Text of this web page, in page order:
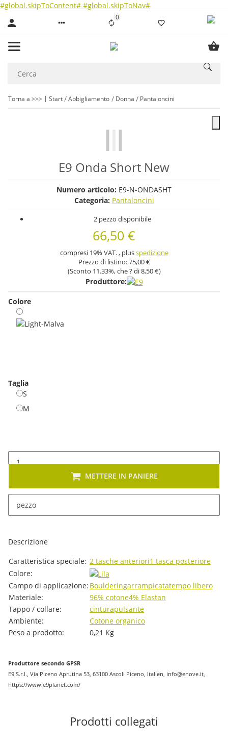
#global.skipToContent# #global.skipToNav#
0Liste ist leer
Torna a >>> Start Abbigliamento Donna Pantaloncini
E9 Onda Short New
Numero articolo: E9-N-ONDASHT
Categoria: Pantaloncini
2 pezzo disponibile
66,50 €
compresi 19% VAT. , plusspedizione
Prezzo di listino:75,00 €
(Sconto 11.33%, che ? di8,50 €)
Produttore:
Colore
Taglia
S
M
pezzo
METTERE IN PANIERE
Sono disponibili diverse varianti di questo articolo. Seleziona
la variante desiderata.
Descrizione
#productDetails.itemInformation#
#productDetails.itemValue#
Caratteristica speciale: 2 tasche anteriori1 tasca posteriore
Colore:
Campo di applicazione: Boulderingarrampicatatempo libero
Materiale:
96% cotone4% Elastan
Tappo / collare:
cinturapulsante
Ambiente:
Cotone organico
Peso a prodotto:
0,21 Kg
Produttore secondo GPSR
E9 S.r.l., Via Piceno Aprutina 53, 63100 Ascoli Piceno, Italien, info@enove.it,
https://www.e9planet.com/
Prodotti collegati